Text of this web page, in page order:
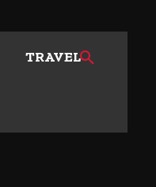
TRAVEL